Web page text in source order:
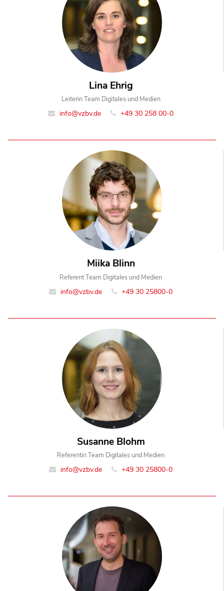
Lina Ehrig
Leiterin Team Digitales und Medien
info@vzbv.de +49 30 258 00-0
Miika Blinn
Referent Team Digitales und Medien
info@vzbv.de +49 30 25800-0
Susanne Blohm
Referentin Team Digitales und Medien
info@vzbv.de +49 30 25800-0